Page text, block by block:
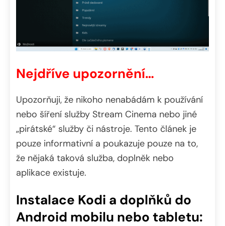
Nejdříve upozornění…
Upozorňuji, že nikoho nenabádám k používání
nebo šíření služby Stream Cinema nebo jiné
„pirátské“ služby či nástroje. Tento článek je
pouze informativní a poukazuje pouze na to,
že nějaká taková služba, doplněk nebo
aplikace existuje.
Instalace Kodi a doplňků do
Android mobilu nebo tabletu: